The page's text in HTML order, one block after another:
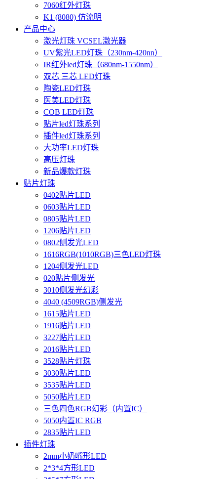
7060红外灯珠
K1 (8080) 仿流明
产品中心
激光灯珠 VCSEL激光器
UV紫光LED灯珠（230nm-420nn）
IR红外led灯珠（680nm-1550nm）
双芯 三芯 LED灯珠
陶瓷LED灯珠
医美LED灯珠
COB LED灯珠
贴片led灯珠系列
插件led灯珠系列
大功率LED灯珠
高压灯珠
新品爆款灯珠
贴片灯珠
0402贴片LED
0603贴片LED
0805贴片LED
1206贴片LED
0802侧发光LED
1616RGB(1010RGB)三色LED灯珠
1204侧发光LED
020贴片侧发光
3010侧发光幻彩
4040 (4509RGB)侧发光
1615贴片LED
1916贴片LED
3227贴片LED
2016贴片LED
3528贴片灯珠
3030贴片LED
3535贴片LED
5050贴片LED
三色四色RGB幻彩（内置IC）
5050内置IC RGB
2835贴片LED
插件灯珠
2mm小奶嘴形LED
2*3*4方形LED